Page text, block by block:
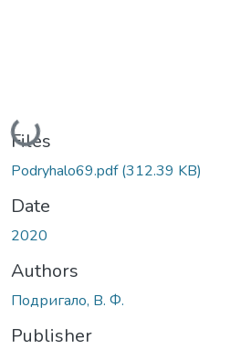
Loading...
Files
Podryhalo69.pdf(312.39 KB)
Date
2020
Authors
Подригало, В. Ф.
Publisher